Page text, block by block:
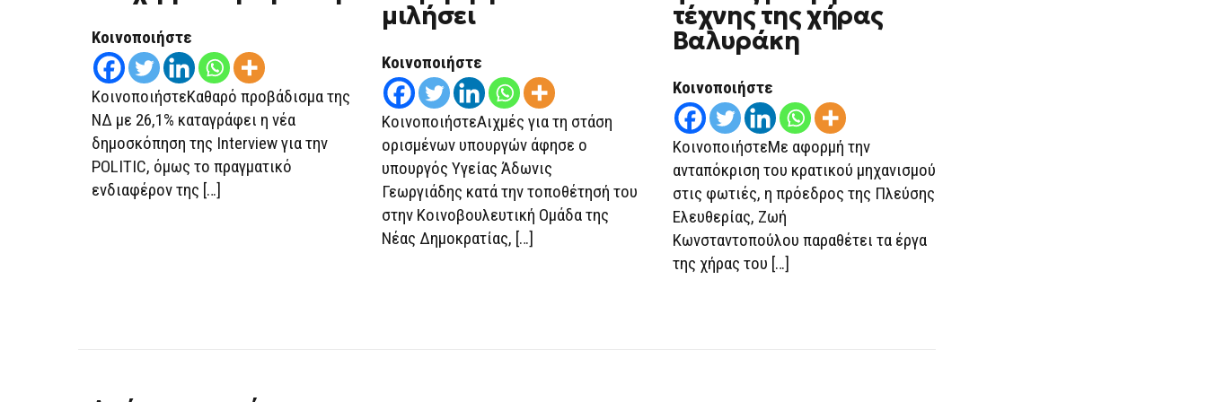
ΤΗ
Κοινοποιήστε
ΚοινοποιήστεΚαθαρό προβάδισμα της
ΝΔ με 26,1% καταγράφει η νέα
δημοσκόπηση της Interview για την
POLITIC, όμως το πραγματικό
ενδιαφέρον της […]
μιλήσει
Κοινοποιήστε
ΚοινοποιήστεΑιχμές για τη στάση
ορισμένων υπουργών άφησε ο
υπουργός Υγείας Άδωνις
Γεωργιάδης κατά την τοποθέτησή του
στην Κοινοβουλευτική Ομάδα της
Νέας Δημοκρατίας, […]
τέχνης της χήρας
Βαλυράκη
Κοινοποιήστε
ΚοινοποιήστεΜε αφορμή την
ανταπόκριση του κρατικού μηχανισμού
στις φωτιές, η πρόεδρος της Πλεύσης
Ελευθερίας, Ζωή
Κωνσταντοπούλου παραθέτει τα έργα
της χήρας του […]